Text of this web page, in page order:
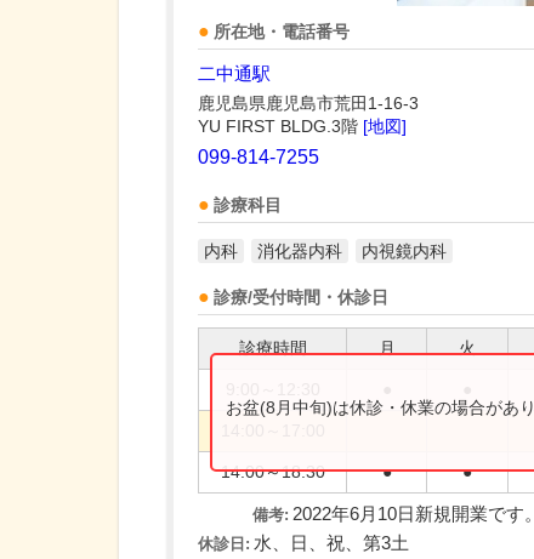
所在地・電話番号
二中通駅
鹿児島県鹿児島市荒田1-16-3
YU FIRST BLDG.3階 [地図]
099-814-7255
診療科目
内科 消化器内科 内視鏡内科
診療/受付時間・休診日
診療時間 月 火
14:00～18:30 ● ●
お盆(8月中旬)は休診・休業の場合があ
備考: 2022年6月10日新規開業です。
休診日: 水、日、祝、第3土